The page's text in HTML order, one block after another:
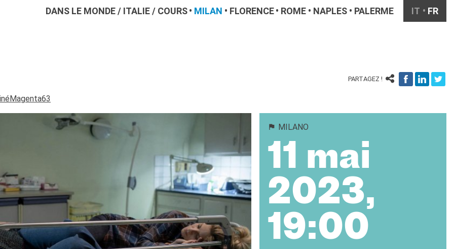
DANS LE MONDE/ ITALIE/ COURS MILAN FLORENCE ROME NAPLES PALERME IT FR
PARTAGEZ !
MILANO
11 mai
2023,
19:00